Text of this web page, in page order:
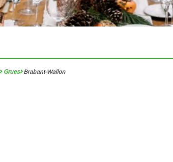
Grues Brabant-Wallon